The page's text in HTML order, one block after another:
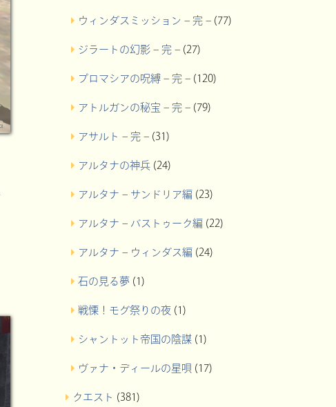
ウィンダスミッション – 完 –(77)
ジラートの幻影 – 完 –(27)
プロマシアの呪縛 – 完 –(120)
アトルガンの秘宝 – 完 –(79)
アサルト – 完 –(31)
アルタナの神兵(24)
アルタナ – サンドリア編 (23)
アルタナ – バストゥーク編 (22)
アルタナ – ウィンダス編 (24)
石の見る夢 (1)
戦慄！モグ祭りの夜(1)
シャントット帝国の陰謀(1)
ヴァナ・ディールの星唄 (17)
クエスト (381)